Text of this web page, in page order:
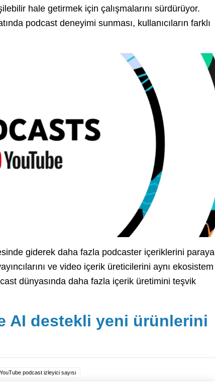
hale getirmek için çalışmalarını sürdürüyor.
podcast deneyimi sunması, kullanıcıların farklı
giderek daha fazla podcaster içeriklerini paraya
ve video içerik üreticilerini aynı ekosistem
dünyasında daha fazla içerik üretimini teşvik
AI destekli yeni ürünlerini
YouTube podcast izleyici sayısı